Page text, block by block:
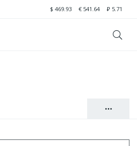
$ 469.93 € 541.64 ₽ 5.71
•••